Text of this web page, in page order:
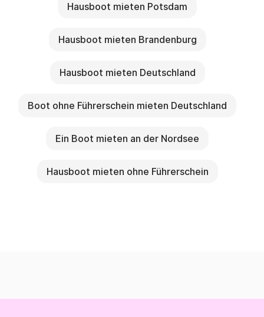
Hausboot mieten Potsdam
Hausboot mieten Brandenburg
Hausboot mieten Deutschland
Boot ohne Führerschein mieten Deutschland
Ein Boot mieten an der Nordsee
Hausboot mieten ohne Führerschein